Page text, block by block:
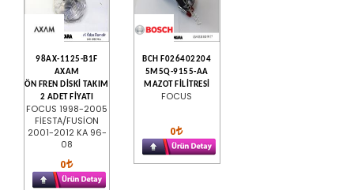
98AX-1125-B1F
AXAM
ÖN FREN DİSKİ TAKIM
2 ADET FİYATI
FOCUS 1998-2005
FİESTA/FUSİON
2001-2012 KA 96-
08
0
BCH F026402204
5M5Q-9155-AA
MAZOT FİLİTRESİ
FOCUS
0